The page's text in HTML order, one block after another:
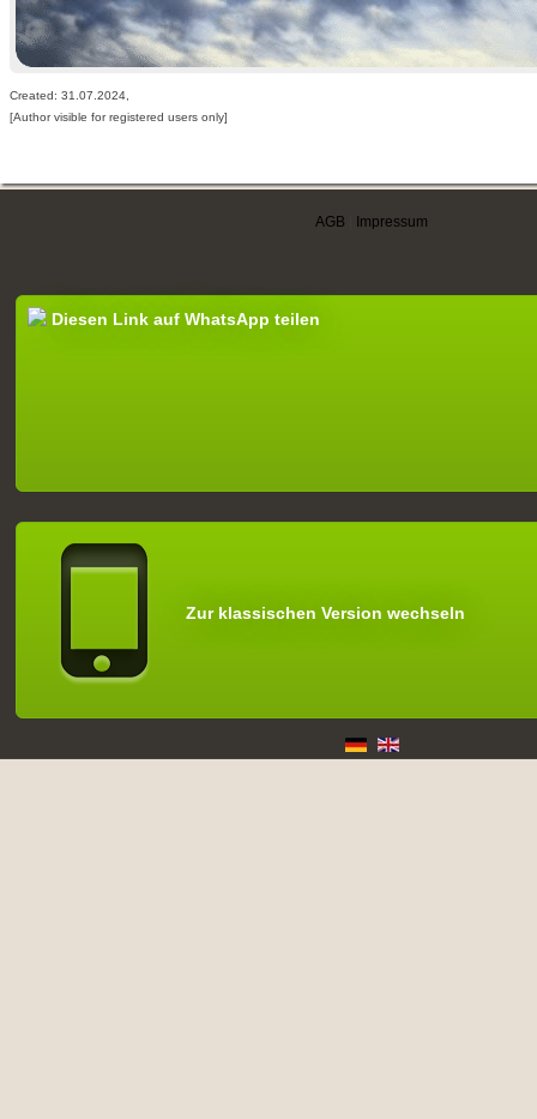
Created: 31.07.2024,
[Author visible for registered users only]
AGB Impressum
Diesen Link auf WhatsApp teilen
Zur klassischen Version wechseln